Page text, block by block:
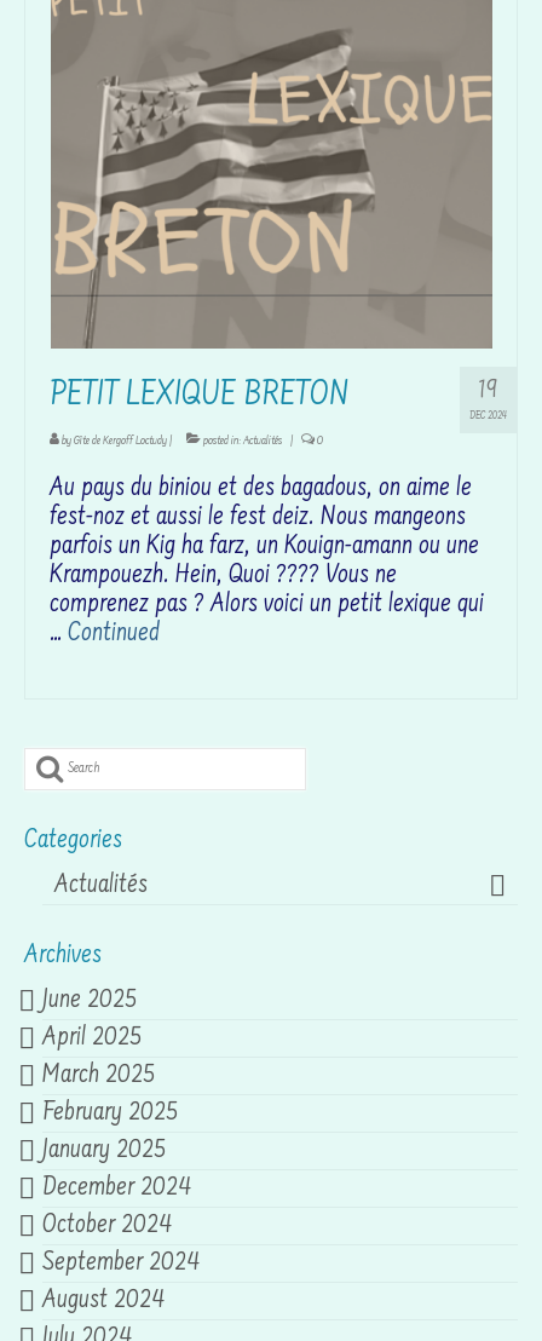
Tarifs et disponibilités
Nous contacter
Actualités
19
DEC 2024
PETIT LEXIQUE BRETON
byGîte de Kergoff Loctudy| posted in:Actualités | 0
Au pays du biniou et des bagadous, on aime le
fest-noz et aussi le fest deiz. Nous mangeons
parfois un Kig ha farz, un Kouign-amann ou une
Krampouezh. Hein, Quoi ???? Vous ne
comprenez pas ? Alors voici un petit lexique qui
… Continued
Search
for:
Categories
Actualités
Archives
June 2025
April 2025
March 2025
February 2025
January 2025
December 2024
October 2024
September 2024
August 2024